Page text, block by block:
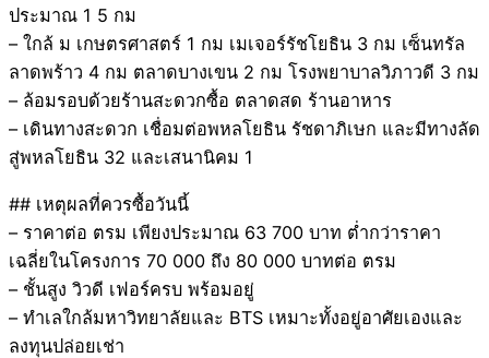
ประมาณ 1 5 กม
– ใกล้ ม เกษตรศาสตร์ 1 กม เมเจอร์รัชโยธิน 3 กม เซ็นทรัล
ลาดพร้าว 4 กม ตลาดบางเขน 2 กม โรงพยาบาลวิภาวดี 3 กม
– ล้อมรอบด้วยร้านสะดวกซื้อ ตลาดสด ร้านอาหาร
– เดินทางสะดวก เชื่อมต่อพหลโยธิน รัชดาภิเษก และมีทางลัด
สู่พหลโยธิน 32 และเสนานิคม 1
## เหตุผลที่ควรซื้อวันนี้
– ราคาต่อ ตรม เพียงประมาณ 63 700 บาท ต่ำกว่าราคา
เฉลี่ยในโครงการ 70 000 ถึง 80 000 บาทต่อ ตรม
– ชั้นสูง วิวดี เฟอร์ครบ พร้อมอยู่
– ทำเลใกล้มหาวิทยาลัยและ BTS เหมาะทั้งอยู่อาศัยเองและ
ลงทุนปล่อยเช่า